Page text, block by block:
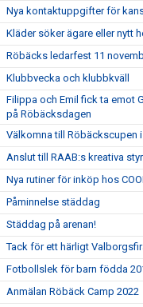
Nya kontaktuppgifter för
Kläder söker ägare eller nytt
Röbäcks ledarfest 11
Klubbvecka och klubbkväll
Filippa och Emil fick ta emot
på Röbäcksdagen
Välkomna till Röbäckscupen
Anslut till RAAB:s kreativa
Nya rutiner för inköp hos
Påminnelse städdag
Städdag på arenan!
Tack för ett härligt
Fotbollslek för barn födda
Anmälan Röbäck Camp 2022